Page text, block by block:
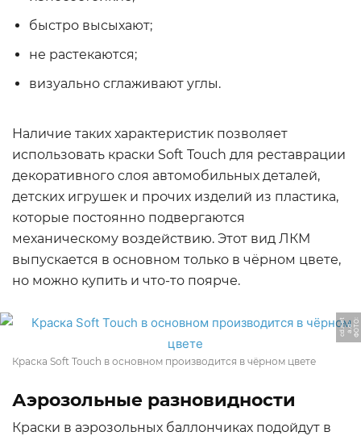
быстро высыхают;
не растекаются;
визуально сглаживают углы.
Наличие таких характеристик позволяет
использовать краски Soft Touch для реставрации
декоративного слоя автомобильных деталей,
детских игрушек и прочих изделий из пластика,
которые постоянно подвергаются
механическому воздействию. Этот вид ЛКМ
выпускается в основном только в чёрном цвете,
но можно купить и что-то поярче.
Ф
О
Т
О:
a.
d
-c
d.
n
e
t
Краска Soft Touch в основном производится в чёрном цвете
Аэрозольные разновидности
Краски в аэрозольных баллончиках подойдут в